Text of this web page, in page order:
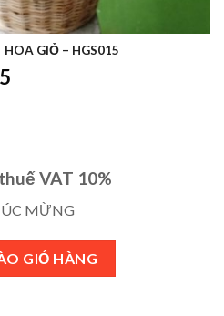
HOA GIỎ – HGS015
VAT 10%
MỪNG
GIỎ HÀNG